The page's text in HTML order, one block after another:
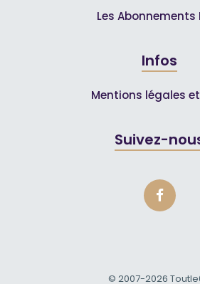
Les Abonnements
Infos
Mentions légales
Suivez-
© 2007-2026